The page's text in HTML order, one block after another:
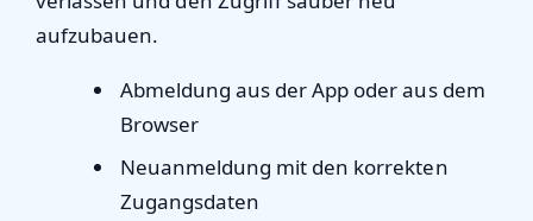
aufzubauen.
Abmeldung aus der App oder aus dem
Browser
Neuanmeldung mit den korrekten
Zugangsdaten